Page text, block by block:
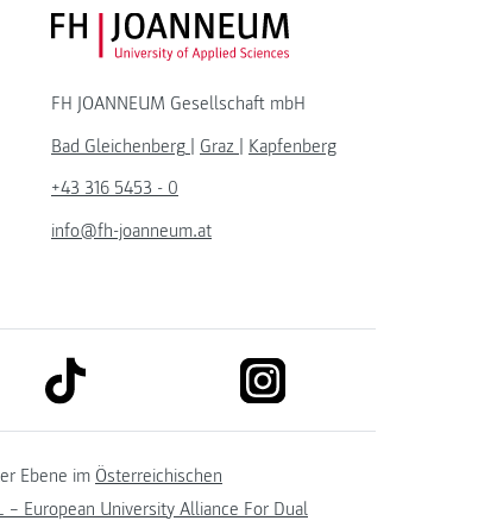
FH JOANNEUM Logo
FH JOANNEUM Gesellschaft mbH
Bad Gleichenberg | Graz | Kapfenberg
+43 316 5453 - 0
info@fh-joanneum.at
link to tiktok link to instagram
Ebene im Österreichischen
– European University Alliance For Dual